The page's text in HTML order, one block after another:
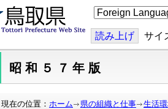
こ
の
ジ
を
翻
訳
読み上げ サイ
昭和５７年版
現在の位置： ホーム 県の組織と仕事 生活